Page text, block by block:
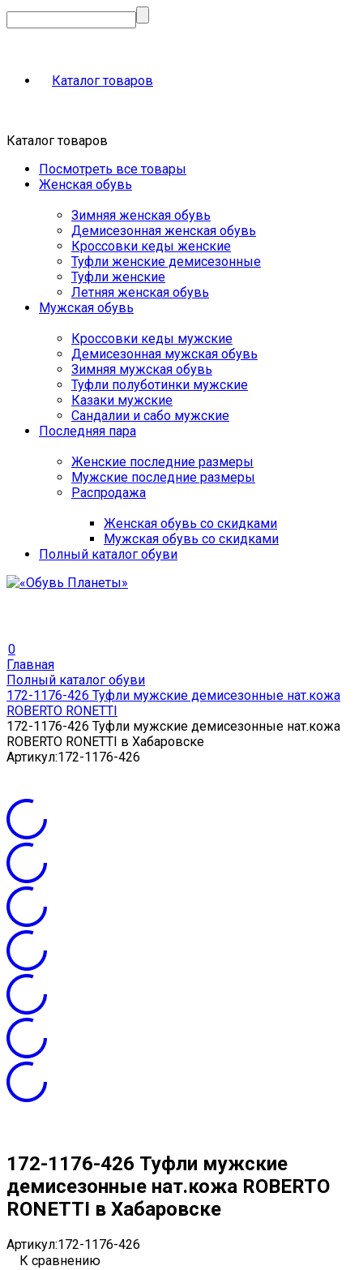
Каталог товаров
Каталог товаров
Посмотреть все товары
Женская обувь
Зимняя женская обувь
Демисезонная женская обувь
Кроссовки кеды женские
Туфли женские демисезонные
Туфли женские
Летняя женская обувь
Мужская обувь
Кроссовки кеды мужские
Демисезонная мужская обувь
Зимняя мужская обувь
Туфли полуботинки мужские
Казаки мужские
Сандалии и сабо мужские
Последняя пара
Женские последние размеры
Мужские последние размеры
Распродажа
Женская обувь со скидками
Мужская обувь со скидками
Полный каталог обуви
0
Главная
Полный каталог обуви
172-1176-426 Туфли мужские демисезонные нат.кожа
ROBERTO RONETTI
172-1176-426 Туфли мужские демисезонные нат.кожа
ROBERTO RONETTI в Хабаровске
Артикул:172-1176-426
172-1176-426 Туфли мужские
демисезонные нат.кожа ROBERTO
RONETTI в Хабаровске
Артикул:172-1176-426
К сравнению